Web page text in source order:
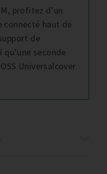
profitez d’un
connecté haut de
de
seconde
Universalcover